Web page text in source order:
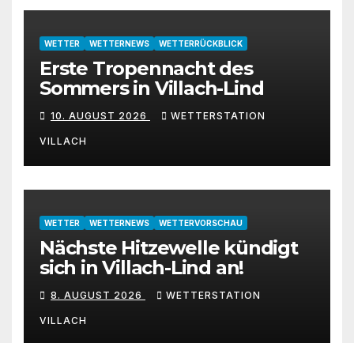
WETTER WETTERNEWS WETTERRÜCKBLICK
Erste Tropennacht des
Sommers in Villach-Lind
10. AUGUST 2026 WETTERSTATION
VILLACH
WETTER WETTERNEWS WETTERVORSCHAU
Nächste Hitzewelle kündigt
sich in Villach-Lind an!
8. AUGUST 2026 WETTERSTATION
VILLACH